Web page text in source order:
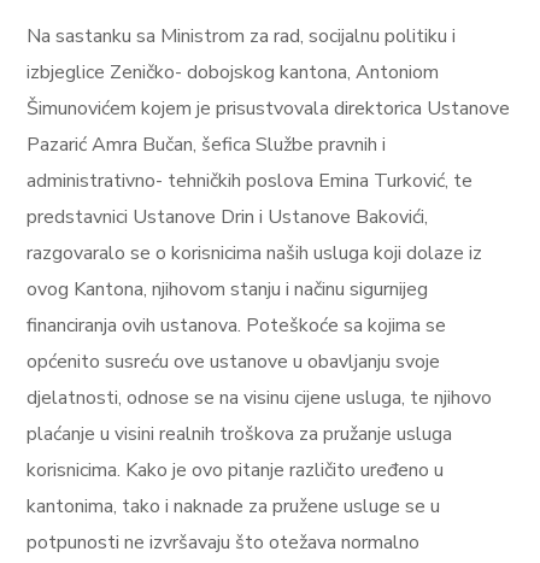
Na sastanku sa Ministrom za rad, socijalnu politiku i
izbjeglice Zeničko- dobojskog kantona, Antoniom
Šimunovićem kojem je prisustvovala direktorica Ustanove
Pazarić Amra Bučan, šefica Službe pravnih i
administrativno- tehničkih poslova Emina Turković, te
predstavnici Ustanove Drin i Ustanove Bakovići,
razgovaralo se o korisnicima naših usluga koji dolaze iz
ovog Kantona, njihovom stanju i načinu sigurnijeg
financiranja ovih ustanova. Poteškoće sa kojima se
općenito susreću ove ustanove u obavljanju svoje
djelatnosti, odnose se na visinu cijene usluga, te njihovo
plaćanje u visini realnih troškova za pružanje usluga
korisnicima. Kako je ovo pitanje različito uređeno u
kantonima, tako i naknade za pružene usluge se u
potpunosti ne izvršavaju što otežava normalno